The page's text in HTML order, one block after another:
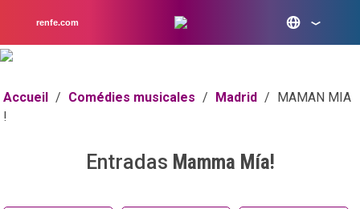
renfe.com
Accueil / Comédies musicales / Madrid / MAMAN MIA
!
Entradas Mamma Mía!